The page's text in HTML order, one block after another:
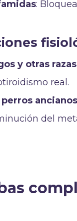
:
y otras
real.
perros ancianos
del